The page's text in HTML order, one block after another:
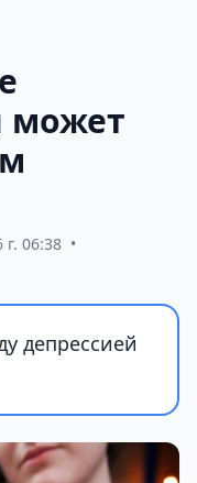
может
06:38 •
депрессией